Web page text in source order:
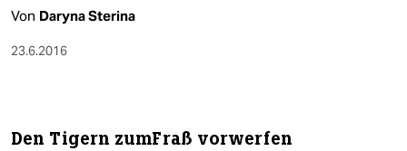
Von Daryna Sterina
23.6.2016
Den Tigern zumFraß vorwerfen